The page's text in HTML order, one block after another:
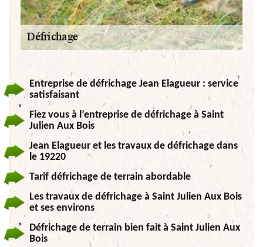
Entreprise de défrichage Jean Elagueur : service
satisfaisant
Fiez vous à l’entreprise de défrichage à Saint
Julien Aux Bois
Jean Elagueur et les travaux de défrichage dans
le 19220
Tarif défrichage de terrain abordable
Les travaux de défrichage à Saint Julien Aux Bois
et ses environs
Défrichage de terrain bien fait à Saint Julien Aux
Bois